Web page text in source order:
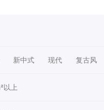
新中式 现代 复古风
以上